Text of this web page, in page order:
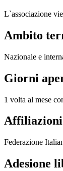
L`associazione
Ambito
Nazionale e
Giorni
1 volta al mese
Affiliazioni
Federazione
Adesione